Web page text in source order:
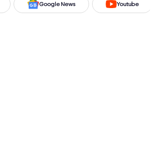
Google News Youtube